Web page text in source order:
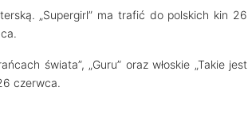
„Supergirl” ma trafić do polskich kin 26
świata”, „Guru” oraz włoskie „Takie jest
czerwca.